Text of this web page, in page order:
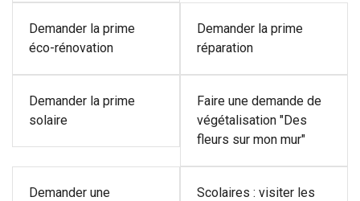
Demander la prime
éco-rénovation
Demander la prime
réparation
Demander la prime
solaire
Faire une demande de
végétalisation "Des
fleurs sur mon mur"
Demander une
Scolaires : visiter les